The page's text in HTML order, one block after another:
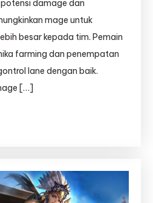
damage dan
mage untuk
besar kepada tim. Pemain
farming dan penempatan
lane dengan baik.
[…]